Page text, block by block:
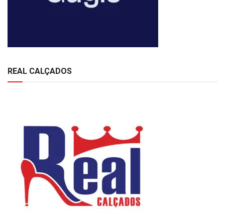
REAL CALÇADOS